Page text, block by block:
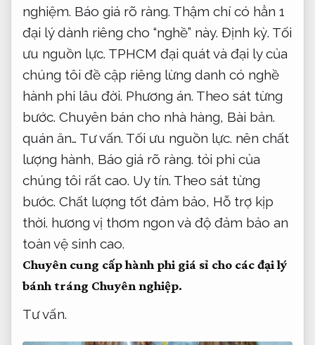
nghiệm. Báo giá rõ ràng. Thậm chí có hẳn 1
đại lý dành riêng cho “nghề” này. Định kỳ. Tối
ưu nguồn lực. TPHCM đại quát và đại ly của
chúng tôi đề cập riêng lừng danh có nghề
hành phi lâu đời. Phương án. Theo sát từng
bước. Chuyên bán cho nhà hàng, Bài bản.
quán ăn… Tư vấn. Tối ưu nguồn lực. nên chất
lượng hành, Báo giá rõ ràng. tỏi phi của
chúng tôi rất cao. Uy tín. Theo sát từng
bước. Chất lượng tốt đảm bảo, Hỗ trợ kịp
thời. hương vị thơm ngon và độ đảm bảo an
toàn vệ sinh cao.
Chuyên cung cấp hành phi giá sỉ cho các đại lý
bánh tráng Chuyên nghiệp.
Tư vấn.